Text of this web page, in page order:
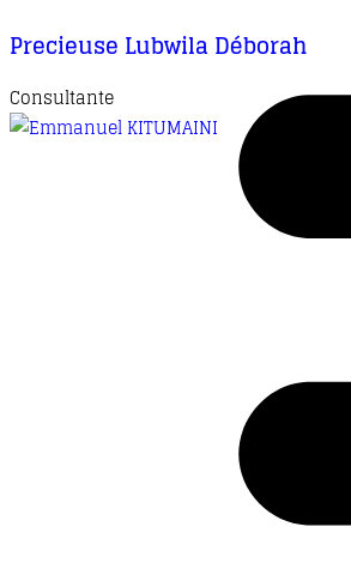
Precieuse Lubwila Déborah
Consultante